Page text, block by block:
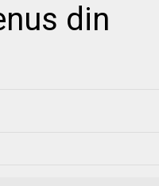
din